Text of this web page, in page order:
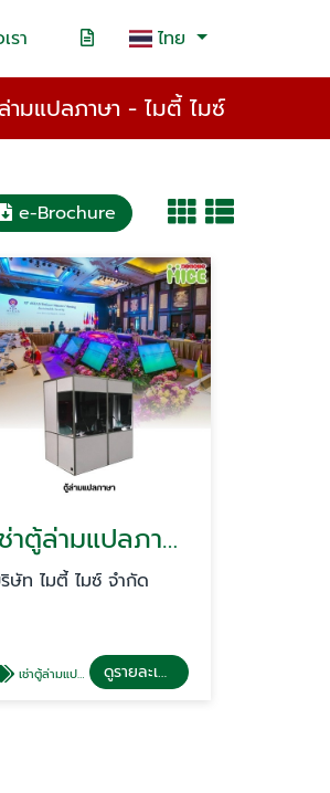
รา ไทย
ามแปลภาษา - ไมตี้ ไมซ์
e-Brochure
เช่าตู้ล่ามแปลภาษา
ษัท ไมตี้ ไมซ์ จำกัด
เช่าตู้ล่ามแปลภาษา ดูรายละเอียด